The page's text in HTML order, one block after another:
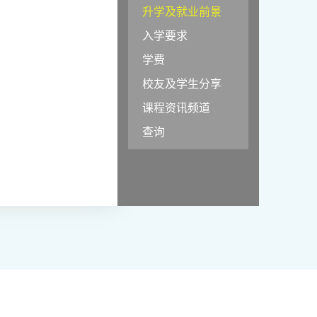
升学及就业前景
入学要求
学费
校友及学生分享
课程资讯频道
查询